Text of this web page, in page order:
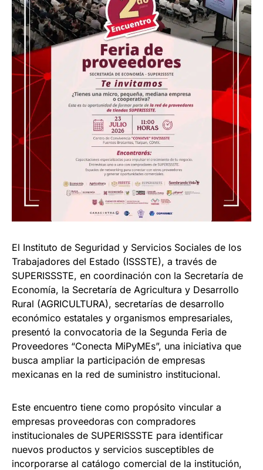
El Instituto de Seguridad y Servicios Sociales de los
Trabajadores del Estado (ISSSTE), a través de
SUPERISSSTE, en coordinación con la Secretaría de
Economía, la Secretaría de Agricultura y Desarrollo
Rural (AGRICULTURA), secretarías de desarrollo
económico estatales y organismos empresariales,
presentó la convocatoria de la Segunda Feria de
Proveedores “Conecta MiPyMEs”, una iniciativa que
busca ampliar la participación de empresas
mexicanas en la red de suministro institucional.
Este encuentro tiene como propósito vincular a
empresas proveedoras con compradores
institucionales de SUPERISSSTE para identificar
nuevos productos y servicios susceptibles de
incorporarse al catálogo comercial de la institución,